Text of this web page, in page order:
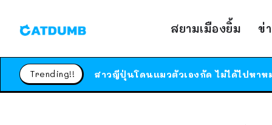
สยามเมืองยิ้ม ข่
Trending!!